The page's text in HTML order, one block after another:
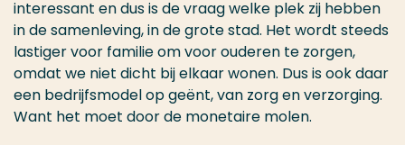
interessant en dus is de vraag welke plek zij hebben
in de samenleving, in de grote stad. Het wordt steeds
lastiger voor familie om voor ouderen te zorgen,
omdat we niet dicht bij elkaar wonen. Dus is ook daar
een bedrijfsmodel op geënt, van zorg en verzorging.
Want het moet door de monetaire molen.